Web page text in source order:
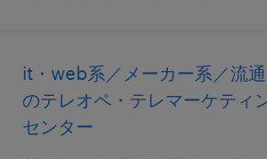
it・web系／メーカー系／流
のテレオペ・テレマーケティ
センター